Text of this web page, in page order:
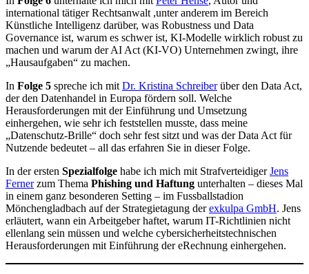
international tätiger Rechtsanwalt ,unter anderem im Bereich
Künstliche Intelligenz darüber, was Robustness und Data
Governance ist, warum es schwer ist, KI-Modelle wirklich robust zu
machen und warum der AI Act (KI-VO) Unternehmen zwingt, ihre
„Hausaufgaben“ zu machen.
In Folge 5 spreche ich mit Dr. Kristina Schreiberüber den Data Act,
der den Datenhandel in Europa fördern soll. Welche
Herausforderungen mit der Einführung und Umsetzung
einhergehen, wie sehr ich feststellen musste, dass meine
„Datenschutz-Brille“ doch sehr fest sitzt und was der Data Act für
Nutzende bedeutet – all das erfahren Sie in dieser Folge.
In der ersten Spezialfolge habe ich mich mit StrafverteidigerJens
Fernerzum Thema Phishing und Haftung unterhalten – dieses Mal
in einem ganz besonderen Setting – im Fussballstadion
Mönchengladbach auf der Strategietagung derexkulpa GmbH. Jens
erläutert, wann ein Arbeitgeber haftet, warum IT-Richtlinien nicht
ellenlang sein müssen und welche cybersicherheitstechnischen
Herausforderungen mit Einführung der eRechnung einhergehen.